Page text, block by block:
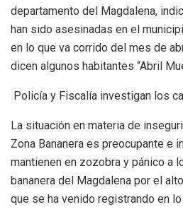
departamento del Magdalena,
han sido asesinadas en el
en lo que va corrido del mes de
dicen algunos habitantes “Abril
Policía y Fiscalía investigan los
La situación en materia de
Zona Bananera es preocupante e
mantienen en zozobra y pánico a
bananera del Magdalena por el
que se ha venido registrando en